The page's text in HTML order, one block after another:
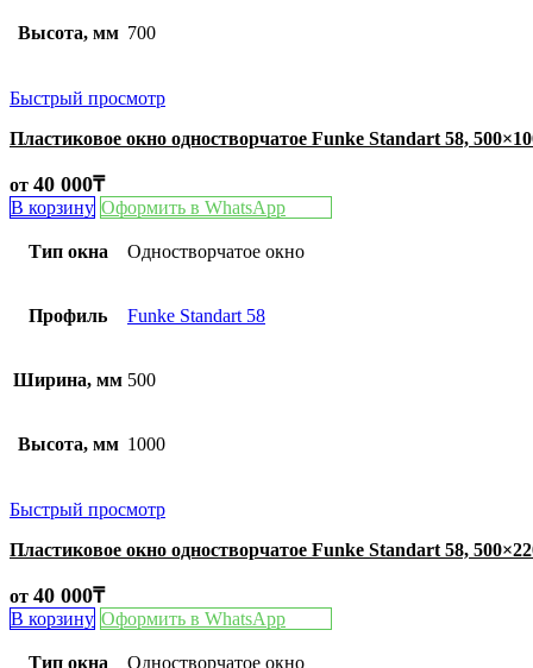
Высота, мм 700
Быстрый просмотр
Пластиковое окно одностворчатое Funke Standart 58,
от 40 000₸
В корзину Оформить в WhatsApp
Тип окна Одностворчатое окно
Профиль Funke Standart 58
Ширина, мм 500
Высота, мм 1000
Быстрый просмотр
Пластиковое окно одностворчатое Funke Standart 58,
от 40 000₸
В корзину Оформить в WhatsApp
Тип окна Одностворчатое окно